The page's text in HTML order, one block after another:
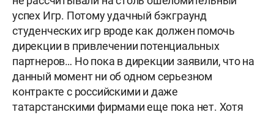
успех Игр. Потому удачный бэкграунд
студенческих игр вроде как должен помочь
дирекции в привлечении потенциальных
партнеров… Но пока в дирекции заявили, что на
данный момент ни об одном серьезном
контракте с российскими и даже
татарстанскими фирмами еще пока нет. Хотя